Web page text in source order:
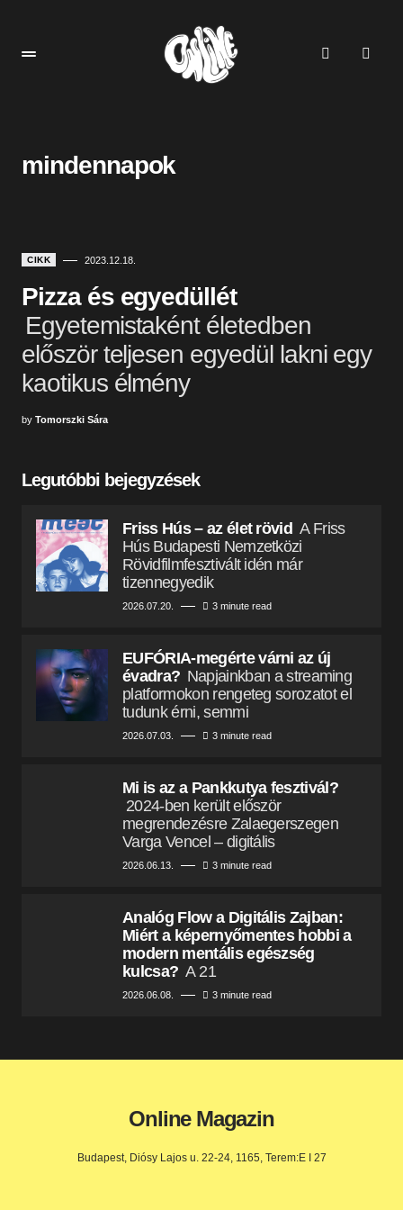
mindennapok
CIKK 2023.12.18.
Pizza és egyedüllét
Egyetemistaként életedben
először teljesen egyedül lakni egy
kaotikus élmény
by Tomorszki Sára
Legutóbbi bejegyzések
Friss Hús – az élet rövid A Friss
Hús Budapesti Nemzetközi
Rövidfilmfesztivált idén már
tizennegyedik
2026.07.20. 3 minute read
EUFÓRIA-megérte várni az új
évadra? Napjainkban a streaming
platformokon rengeteg sorozatot el
tudunk érni, semmi
2026.07.03. 3 minute read
Mi is az a Pankkutya fesztivál?
2024-ben került először
megrendezésre Zalaegerszegen
Varga Vencel – digitális
2026.06.13. 3 minute read
Analóg Flow a Digitális Zajban:
Miért a képernyőmentes hobbi a
modern mentális egészség
kulcsa? A 21
2026.06.08. 3 minute read
Online Magazin
Budapest, Diósy Lajos u. 22-24, 1165, Terem:E I 27